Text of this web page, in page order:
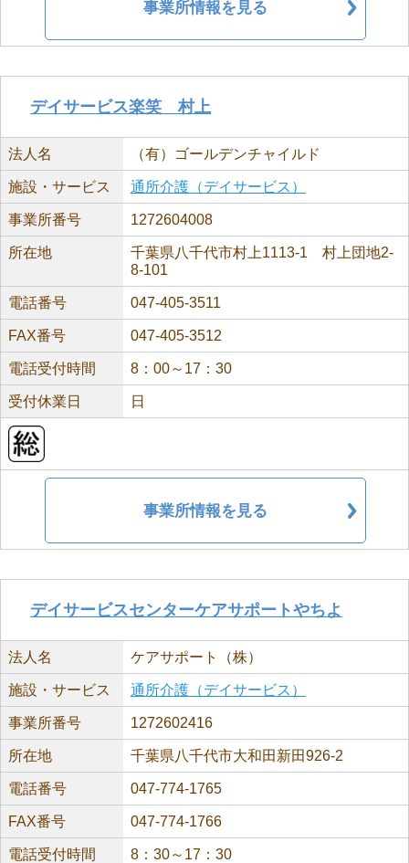
事業所情報を見る
デイサービス楽笑 村上
法人名 （有）ゴールデンチャイルド
施設・サービス 通所介護（デイサービス）
事業所番号 1272604008
所在地
千葉県八千代市村上1113-1 村上団地2-
8-101
電話番号 047-405-3511
FAX番号 047-405-3512
電話受付時間 8：00～17：30
受付休業日 日
事業所情報を見る
デイサービスセンターケアサポートやちよ
法人名 ケアサポート（株）
施設・サービス 通所介護（デイサービス）
事業所番号 1272602416
所在地 千葉県八千代市大和田新田926-2
電話番号 047-774-1765
FAX番号 047-774-1766
電話受付時間 8：30～17：30